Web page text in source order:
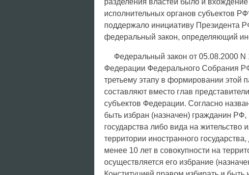
разделения властей было и
исполнительных органов субъектов
поддержало инициативу Президента
федеральный закон, определяющий
Федеральный закон от 05.08.2000
Федерации Федерального Собрания
третьему этапу в формировании
составляют вместо глав
субъектов Федерации. Согласно
быть избран (назначен) гражданин
государства либо вида на
территории иностранного
менее 10 лет в совокупности на
осуществляется его избрание